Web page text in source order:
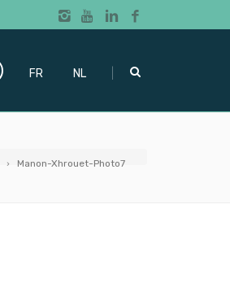
FR NL |
Manon-Xhrouet-Photo7